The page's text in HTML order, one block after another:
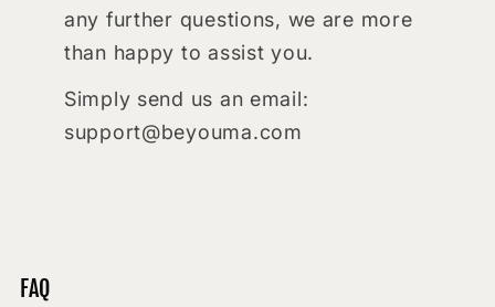
any further questions, we are more
than happy to assist you.
Simply send us an email:
support@beyouma.com
FAQ